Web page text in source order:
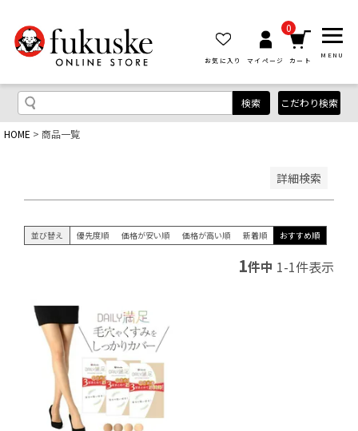
お気に入り マイページ
0
カート
MENU
検索 こだわり検索
HOME 商品一覧
詳細検索
レビュー順
キーワードヒット順
並び替え 優先度順 価格が安い順 価格が高い順 新着順 おすすめ順
1件中 1-1件表示